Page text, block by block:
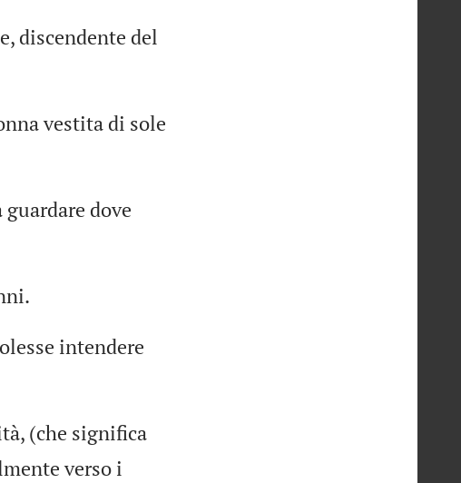
discendente del
vestita di sole
dove
intendere
(che significa
verso i